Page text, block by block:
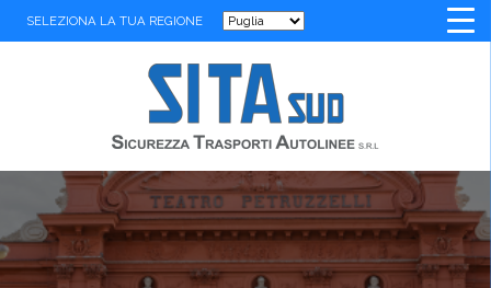
SELEZIONA LA TUA REGIONE